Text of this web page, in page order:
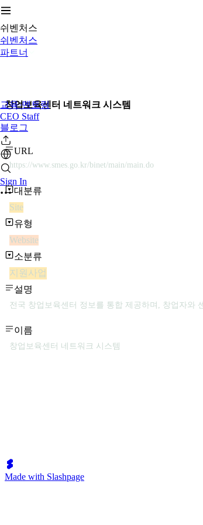
쉬벤처스
쉬벤처스
파트너
교육·멘토링
CEO Staff
블로그
Sign In
창업보육센터 네트워크 시스템
URL
https://www.smes.go.kr/binet/main/main.do
대분류
Site
유형
Website
소분류
지원사업
설명
전국 창업보육센터 정보를 통합 제공하며, 창업자와
이름
창업보육센터 네트워크 시스템
Made with Slashpage